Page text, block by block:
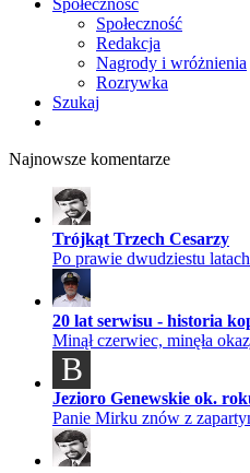
Społeczność
Społeczność
Redakcja
Nagrody i wróżnienia
Rozrywka
Szukaj
Najnowsze komentarze
Trójkąt Trzech Cesarzy
Po prawie dwudziestu
20 lat serwisu - historia
Minął czerwiec, minęła
B
Jezioro Genewskie ok.
Panie Mirku znów z